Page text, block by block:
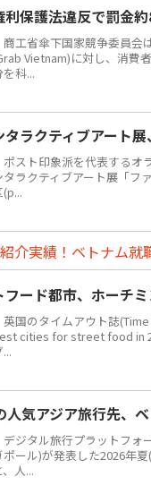
保護法違反で罰金
商工省傘下国家競争委員会
Vietnam)に対し、消費
を科...
ラクティブアート
ポスト印象派を代表するオ
タラクティブアート展「フ
(p...
介実績！ベトナム就
フード都市、ホーチ
英国のタイムアウト誌
cities for street food in
人気アジア旅行先、
デジタル旅行プラットフォ
ポール)が発表した2026年
、人...